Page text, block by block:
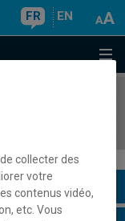
FR EN
collecter des
votre
contenus vidéo,
etc. Vous